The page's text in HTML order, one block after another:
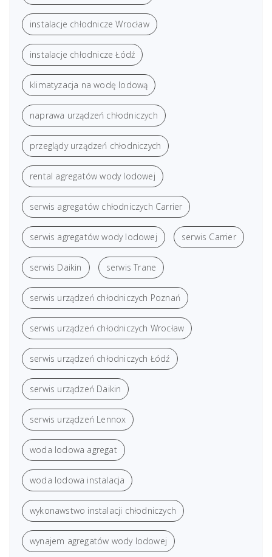
instalacje chłodnicze Wrocław
instalacje chłodnicze Łódź
klimatyzacja na wodę lodową
naprawa urządzeń chłodniczych
przeglądy urządzeń chłodniczych
rental agregatów wody lodowej
serwis agregatów chłodniczych Carrier
serwis agregatów wody lodowej serwis Carrier
serwis Daikin serwis Trane
serwis urządzeń chłodniczych Poznań
serwis urządzeń chłodniczych Wrocław
serwis urządzeń chłodniczych Łódź
serwis urządzeń Daikin
serwis urządzeń Lennox
woda lodowa agregat
woda lodowa instalacja
wykonawstwo instalacji chłodniczych
wynajem agregatów wody lodowej